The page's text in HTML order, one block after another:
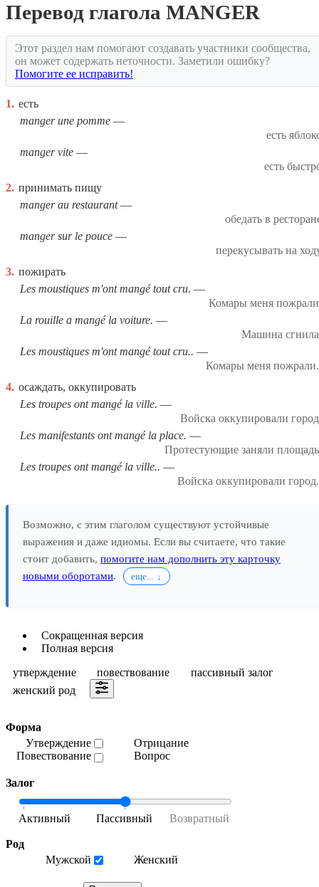
Перевод глагола MANGER
Этот раздел нам помогают создавать участники сообщества,
он может содержать неточности. Заметили ошибку?
Помогите ее исправить!
1. есть
manger une pomme
есть
manger vite
есть
2. принимать пищу
manger au restaurant
обедать в
manger sur le pouce
перекусывать на
3. пожирать
Les moustiques m'ont mangé tout cru.
Комары меня
La rouille a mangé la voiture.
Машина
Les moustiques m'ont mangé tout cru..
Комары меня
4. осаждать, оккупировать
Les troupes ont mangé la ville.
Войска оккупировали
Les manifestants ont mangé la place.
Протестующие заняли
Les troupes ont mangé la ville..
Войска оккупировали
Возможно, с этим глаголом существуют устойчивые
выражения и даже идиомы. Если вы считаете, что такие
стоит добавить, помогите нам дополнить эту карточку
новыми оборотами. еще...
Сокращенная версия
Полная версия
утверждение
повествование
пассивный залог
женский род
Форма
Утверждение
Повествование
Отрицание
Вопрос
Залог
Род
Мужской
Женский